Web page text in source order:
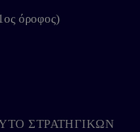
όροφος)
ΣΤΡΑΤΗΓΙΚΩΝ